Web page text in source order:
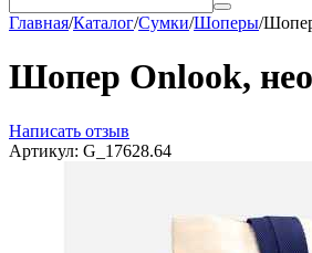
Главная/Каталог/Сумки/Шоперы/
Шопер Onlook,
Написать отзыв
Артикул: G_17628.64